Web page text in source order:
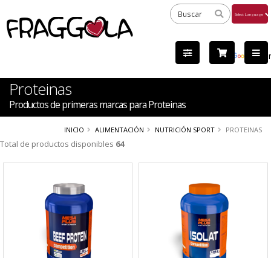
by
Proteinas
Productos de primeras marcas para Proteinas
INICIO ALIMENTACIÓN NUTRICIÓN SPORT PROTEINAS
Total de productos disponibles 64